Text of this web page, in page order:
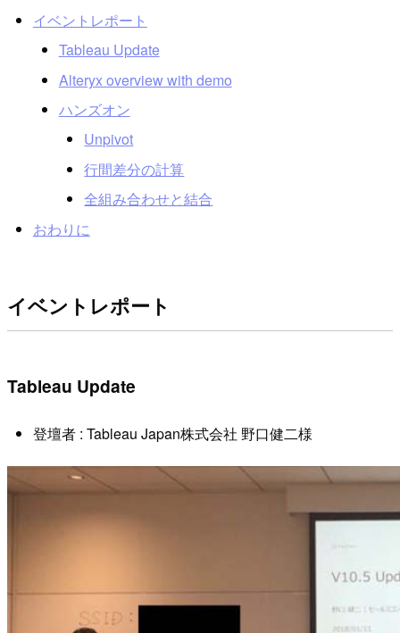
イベントレポート
Tableau Update
Alteryx overview with demo
ハンズオン
Unpivot
行間差分の計算
全組み合わせと結合
おわりに
イベントレポート
Tableau Update
登壇者 : Tableau Japan株式会社 野口健二様